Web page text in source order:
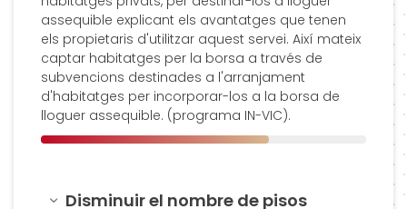
assequible explicant els avantatges que tenen
els propietaris d'utilitzar aquest servei. Així mateix
captar habitatges per la borsa a través de
subvencions destinades a l'arranjament
d'habitatges per incorporar-los a la borsa de
lloguer assequible. (programa IN-VIC).
Amagar
Disminuir el nombre de pisos